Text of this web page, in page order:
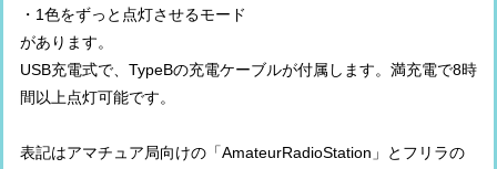
・1色をずっと点灯させるモード
があります。
USB充電式で、TypeBの充電ケーブルが付属します。満充電で8時
間以上点灯可能です。
表記はアマチュア局向けの「AmateurRadioStation」とフリラの